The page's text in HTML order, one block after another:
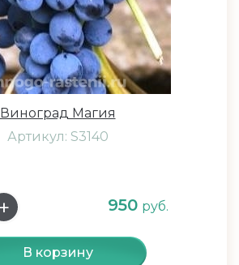
Виноград Магия
Артикул: S3140
950 руб.
В корзину